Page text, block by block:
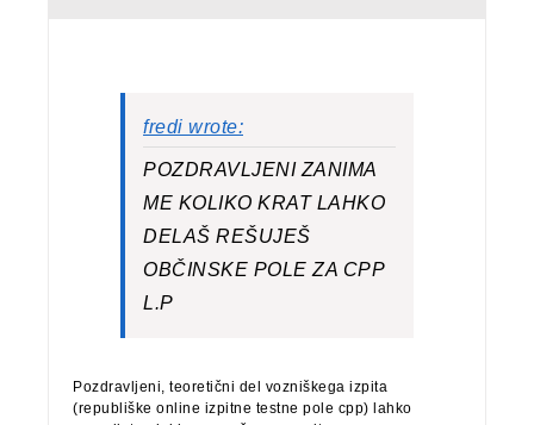
fredi wrote:
POZDRAVLJENI ZANIMA
ME KOLIKO KRAT LAHKO
DELAŠ REŠUJEŠ
OBČINSKE POLE ZA CPP
L.P
Pozdravljeni, teoretični del vozniškega izpita
(republiške online izpitne testne pole cpp) lahko